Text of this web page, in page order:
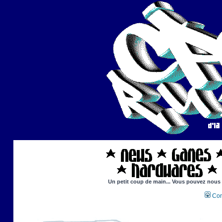
Un petit coup de main... Vous pouvez